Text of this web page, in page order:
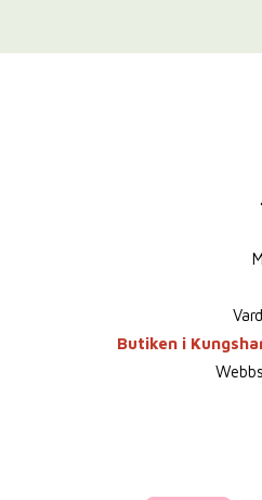
Butiken i